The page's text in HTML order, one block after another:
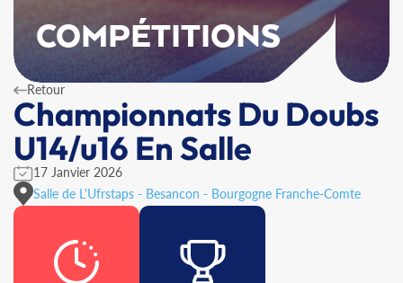
COMPÉTITIONS
Retour
Championnats Du Doubs
U14/u16 En Salle
17 Janvier 2026
Salle de L'Ufrstaps - Besancon - Bourgogne Franche-Comte